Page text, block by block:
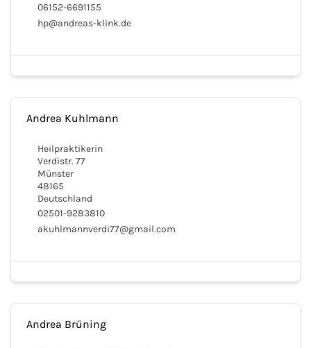
06152-6691155
hp@andreas-klink.de
Andrea Kuhlmann
Heilpraktikerin
Verdistr. 77
Münster
48165
Deutschland
02501-9283810
akuhlmannverdi77@gmail.com
Andrea Brüning